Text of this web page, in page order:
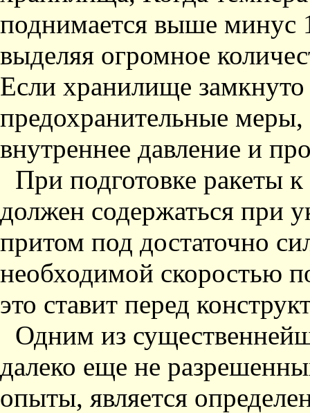
поднимается выше минус
выделяя огромное
Если хранилище
предохранительные меры,
внутреннее давление и
При подготовке ракеты
должен содержаться при
притом под достаточно
необходимой скоростью
это ставит перед
Одним из
далеко еще не
опыты, является